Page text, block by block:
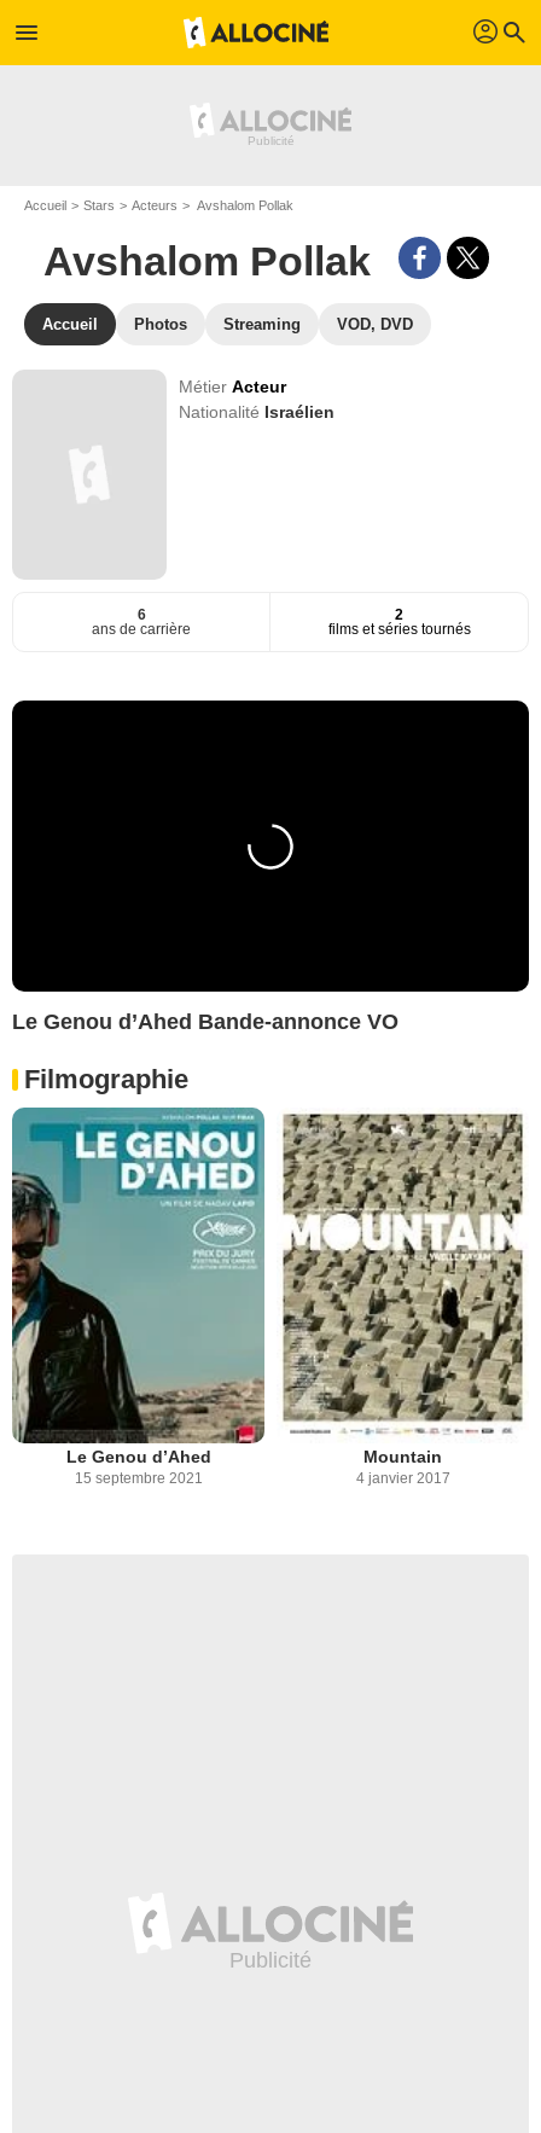
menu profil search
Accueil Stars Acteurs Avshalom Pollak
Avshalom Pollak
Accueil Photos Streaming VOD, DVD
MétierActeur
Nationalité Israélien
6
ans de carrière
2
films et séries tournés
Le Genou d’Ahed Bande-annonce VO
Filmographie
Le Genou d’Ahed
15 septembre 2021
Mountain
4 janvier 2017